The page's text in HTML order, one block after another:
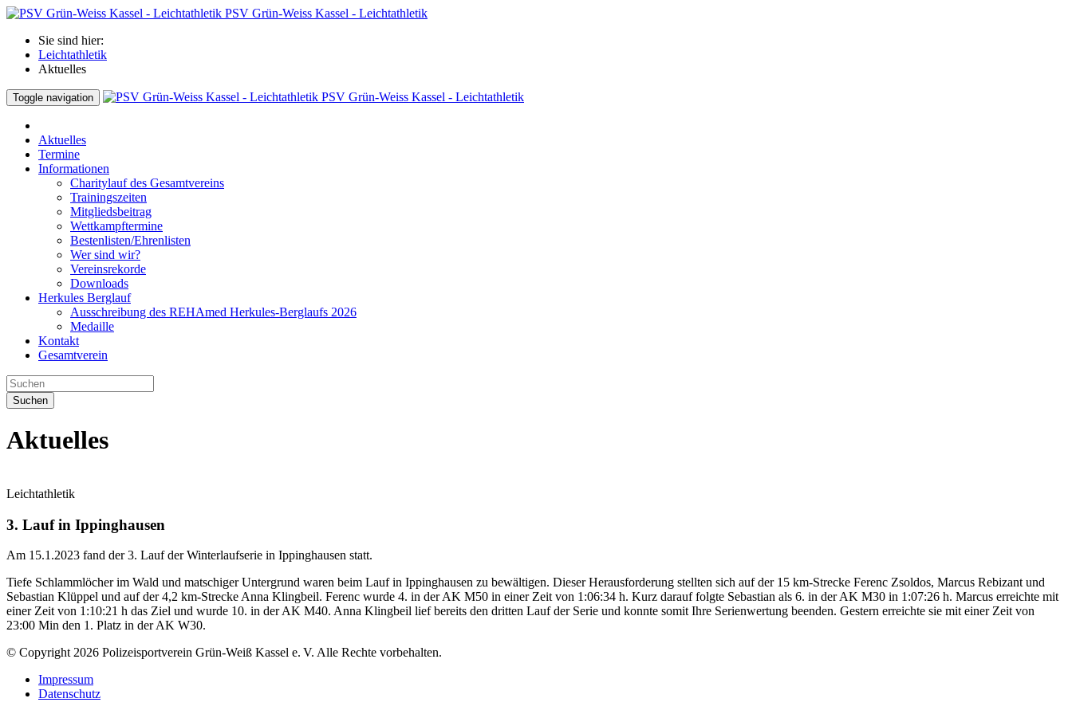
PSV Grün-Weiss Kassel - Leichtathletik
Sie sind hier:
Leichtathletik
Aktuelles
Toggle navigation PSV Grün-Weiss Kassel - Leichtathletik
Aktuelles
Termine
Informationen
Charitylauf des Gesamtvereins
Trainingszeiten
Mitgliedsbeitrag
Wettkampftermine
Bestenlisten/Ehrenlisten
Wer sind wir?
Vereinsrekorde
Downloads
Herkules Berglauf
Ausschreibung des REHAmed Herkules-Berglaufs 2026
Medaille
Kontakt
Gesamtverein
Suchen
Aktuelles
Leichtathletik
3. Lauf in Ippinghausen
Am 15.1.2023 fand der 3. Lauf der Winterlaufserie in Ippinghausen statt.
Tiefe Schlammlöcher im Wald und matschiger Untergrund waren beim Lauf in Ippinghausen zu bewältigen. Dieser Herausforderung stellten sich auf der 15 km-Strecke Ferenc Zsoldos, Marcus Rebizant und
Sebastian Klüppel und auf der 4,2 km-Strecke Anna Klingbeil. Ferenc wurde 4. in der AK M50 in einer Zeit von 1:06:34 h. Kurz darauf folgte Sebastian als 6. in der AK M30 in 1:07:26 h. Marcus erreichte mit
einer Zeit von 1:10:21 h das Ziel und wurde 10. in der AK M40. Anna Klingbeil lief bereits den dritten Lauf der Serie und konnte somit Ihre Serienwertung beenden. Gestern erreichte sie mit einer Zeit von
23:00 Min den 1. Platz in der AK W30.
© Copyright 2026 Polizeisportverein Grün-Weiß Kassel e. V. Alle Rechte vorbehalten.
Impressum
Datenschutz